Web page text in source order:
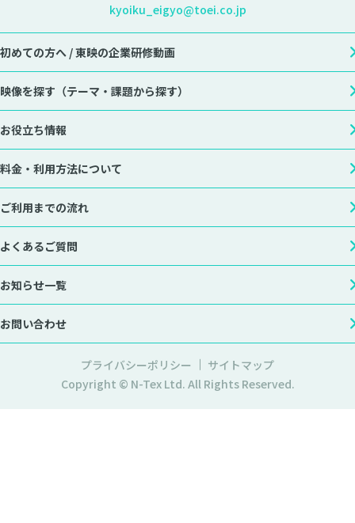
kyoiku_eigyo@toei.co.jp
初めての方へ /東映の企業研修動画
映像を探す （テーマ・課題から探す）
お役立ち情報
料金・利用方法について
ご利用までの流れ
よくあるご質問
お知らせ一覧
お問い合わせ
プライバシーポリシー
サイトマップ
Copyright © N-Tex Ltd. All Rights Reserved.